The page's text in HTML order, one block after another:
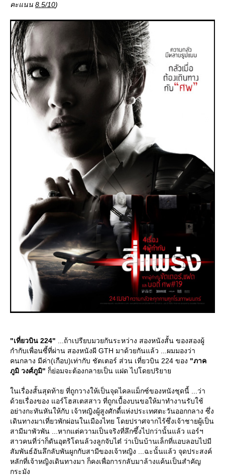
คะแนน 8.5/10)
"เที่ยวบิน 224" ...ถ้าเปรียบมวยกันระหว่าง สองหนังสั้น ของสองผู้
กำกับเพื่อนซี้ที่ผ่าน สองหนังผี GTH มาด้วยกันแล้ว ...ผมมองว่า
คนกลาง มีค่า(เกือบ)เท่ากับ ชัตเตอร์ ส่วน เที่ยวบิน 224 ของ "ภาค
ภูมิ วงศ์ภูมิ" ก็ย่อมจะต้องกลายเป็น แฝด ไปโดยปริยา
นเรื่องสั้นสุดท้าย ที่ถูกวางให้เป็นจุดไคลแม็กซ์ของหนังชุดนี้ ...ว่า
ด้วยเรื่องของ แอร์โฮสเตสสาว ที่ถูกเบื้องบนขอให้มาทำงานรับใช้
อย่างกะทันหันให้กับ เจ้าหญิงผู้สูงศักดื์แห่งประเทศตะวันออกกลาง ซึ่ง
เดินทางมาเที่ยวพักผ่อนในเมืองไทย โดยปราศจากไร้ซึ่งเจ้าชายผู้เป็น
สามีมาพัวพัน ...หากแต่ความเป็นจริงที่ลึกซึ้งไปกว่านั้นแล้ว แอร์ฯ
สาวคนที่ว่าก็ดันอุตริโดนล้วงลูกจับไต๋ ว่าเป็นบ้านเล็กที่แอบลอบไปมี
สัมพันธ์อันลึกลับพันผูกกับสามีของเจ้าหญิง ...ฉะนั้นแล้ว จุดประสงค์
หลักที่เจ้าหญิงเดินทางมา ก็คงเพื่อการกลับมาล้างแค้นเป็นสำคัญ
กระมัง